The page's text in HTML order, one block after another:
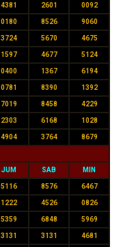
4381 2601 0092
0180 8526 9060
3724 5670 4675
1597 4677 5124
0400 1367 6194
0781 8390 1392
7019 8458 4229
2303 6168 1028
4904 3764 8679
JUM SAB MIN
5116 8576 6467
1222 4526 0826
5359 6848 5969
3131 3131 4681